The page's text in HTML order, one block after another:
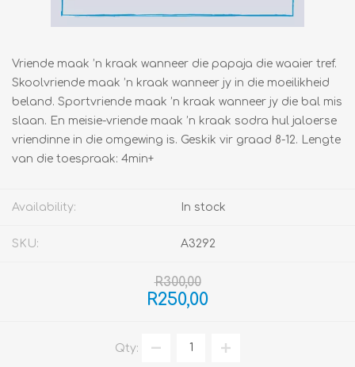
Vriende maak ’n kraak wanneer die papaja die waaier tref.
Skoolvriende maak ’n kraak wanneer jy in die moeilikheid
beland. Sportvriende maak ’n kraak wanneer jy die bal mis
slaan. En meisie-vriende maak ’n kraak sodra hul jaloerse
vriendinne in die omgewing is. Geskik vir graad 8-12. Lengte
van die toespraak: 4min+
Availability: In stock
SKU: A3292
R300,00
R250,00
Qty: